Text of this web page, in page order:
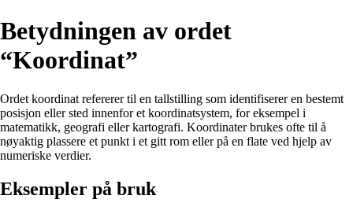
Betydningen av ordet
“Koordinat”
Ordet koordinat refererer til en tallstilling som identifiserer en bestemt
posisjon eller sted innenfor et koordinatsystem, for eksempel i
matematikk, geografi eller kartografi. Koordinater brukes ofte til å
nøyaktig plassere et punkt i et gitt rom eller på en flate ved hjelp av
numeriske verdier.
Eksempler på bruk